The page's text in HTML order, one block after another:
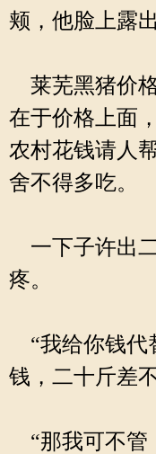
颊，他脸上露
莱芜黑猪价
在于价格上面
农村花钱请人
舍不得多吃。
一下子许出
疼。
“我给你钱代
钱，二十斤差
“那我可不管